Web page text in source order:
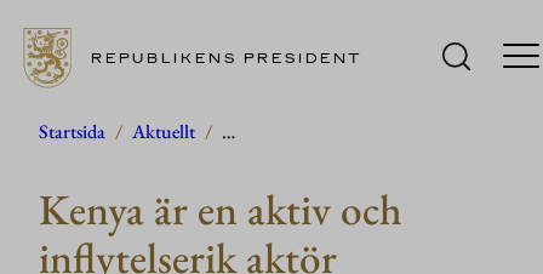
Hoppa
innehåll
REPUBLIKENS PRESIDENT
Startsida / Aktuellt / …
Kenya är en aktiv och
inflytelserik aktör